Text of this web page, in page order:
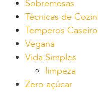
Sobremesas
Técnicas de
Temperos
Vegana
Vida Simples
limpeza
Zero açúcar